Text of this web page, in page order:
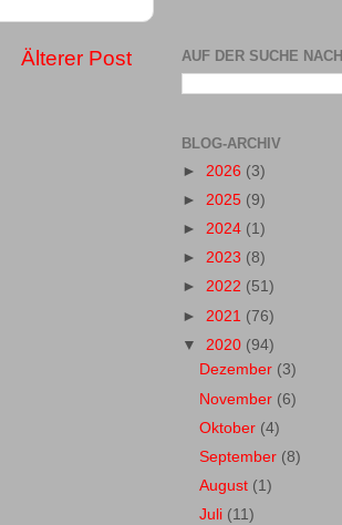
Älterer Post AUF DER SUCHE NACH
BLOG-ARCHIV
► 2026 (3)
► 2025 (9)
► 2024 (1)
► 2023 (8)
► 2022 (51)
► 2021 (76)
▼ 2020 (94)
Dezember (3)
November (6)
Oktober (4)
September (8)
August (1)
Juli (11)